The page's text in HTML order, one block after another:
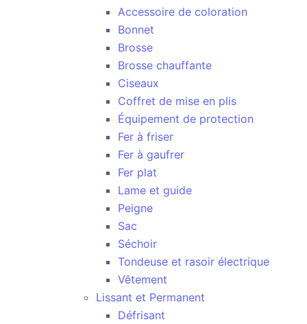
Accessoire de coloration
Bonnet
Brosse
Brosse chauffante
Ciseaux
Coffret de mise en plis
Équipement de protection
Fer à friser
Fer à gaufrer
Fer plat
Lame et guide
Peigne
Sac
Séchoir
Tondeuse et rasoir électrique
Vêtement
Lissant et Permanent
Défrisant